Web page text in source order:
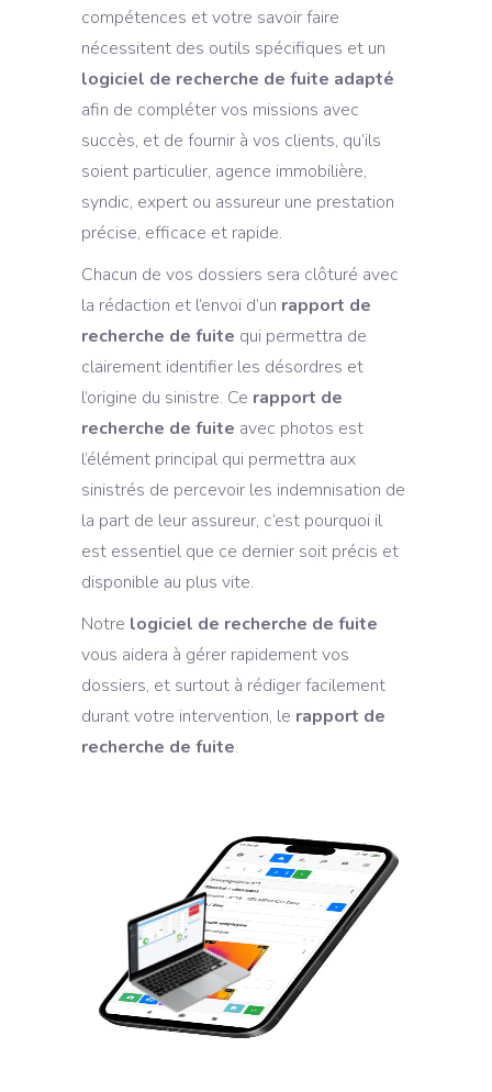
compétences et votre savoir faire
nécessitent des outils spécifiques et un
logiciel de recherche de fuite adapté
afin de compléter vos missions avec
succès, et de fournir à vos clients, qu’ils
soient particulier, agence immobilière,
syndic, expert ou assureur une prestation
précise, efficace et rapide.
Chacun de vos dossiers sera clôturé avec
la rédaction et l’envoi d’un rapport de
recherche de fuite qui permettra de
clairement identifier les désordres et
l’origine du sinistre. Ce rapport de
recherche de fuite avec photos est
l’élément principal qui permettra aux
sinistrés de percevoir les indemnisation de
la part de leur assureur, c’est pourquoi il
est essentiel que ce dernier soit précis et
disponible au plus vite.
Notre logiciel de recherche de fuite
vous aidera à gérer rapidement vos
dossiers, et surtout à rédiger facilement
durant votre intervention, le rapport de
recherche de fuite.